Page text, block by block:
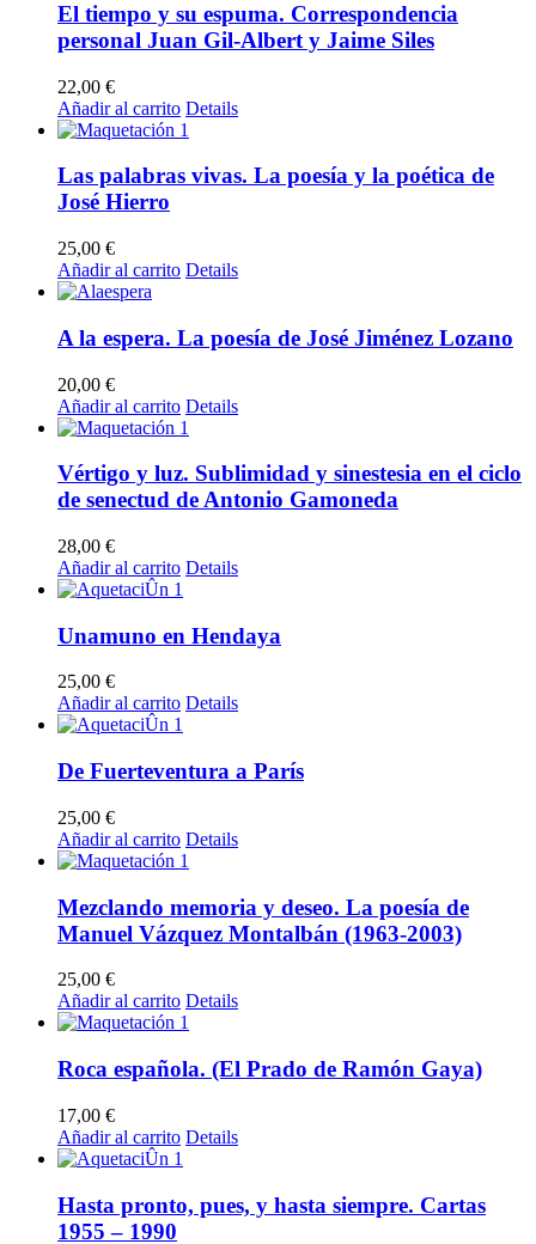
El tiempo y su espuma. Correspondencia
personal Juan Gil-Albert y Jaime Siles
22,00 €
Añadir al carrito Details
Las palabras vivas. La poesía y la poética de
José Hierro
25,00 €
Añadir al carrito Details
A la espera. La poesía de José Jiménez Lozano
20,00 €
Añadir al carrito Details
Vértigo y luz. Sublimidad y sinestesia en el ciclo
de senectud de Antonio Gamoneda
28,00 €
Añadir al carrito Details
Unamuno en Hendaya
25,00 €
Añadir al carrito Details
De Fuerteventura a París
25,00 €
Añadir al carrito Details
Mezclando memoria y deseo. La poesía de
Manuel Vázquez Montalbán (1963-2003)
25,00 €
Añadir al carrito Details
Roca española. (El Prado de Ramón Gaya)
17,00 €
Añadir al carrito Details
Hasta pronto, pues, y hasta siempre. Cartas
1955 – 1990